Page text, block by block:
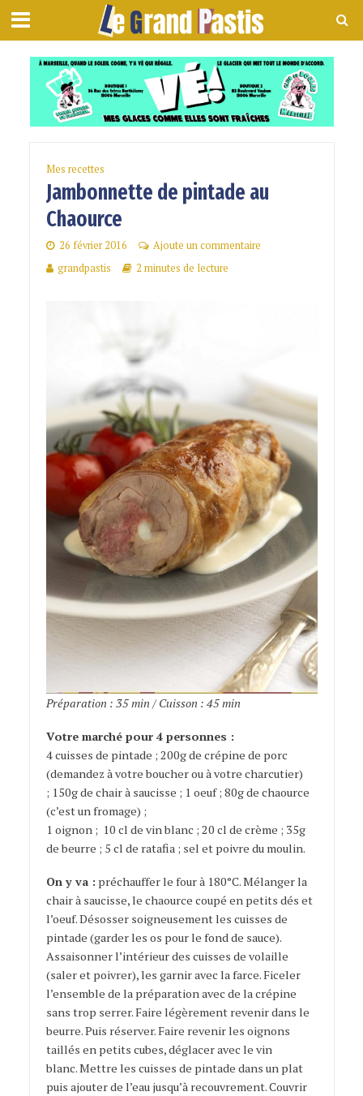
Mes recettes
Jambonnette de pintade au
Chaource
26 février 2016
Ajoute un commentaire
grandpastis
2 minutes de lecture
Préparation : 35 min / Cuisson : 45 min
Votre marché pour 4 personnes :
4 cuisses de pintade ; 200g de crépine de porc
(demandez à votre boucher ou à votre charcutier)
; 150g de chair à saucisse ; 1 oeuf ; 80g de chaource
(c’est un fromage) ;
1 oignon ; 10 cl de vin blanc ; 20 cl de crème ; 35g
de beurre ; 5 cl de ratafia ; sel et poivre du moulin.
On y va : préchauffer le four à 180°C. Mélanger la
chair à saucisse, le chaource coupé en petits dés et
l’oeuf. Désosser soigneusement les cuisses de
pintade (garder les os pour le fond de sauce).
Assaisonner l’intérieur des cuisses de volaille
(saler et poivrer), les garnir avec la farce. Ficeler
l’ensemble de la préparation avec de la crépine
sans trop serrer. Faire légèrement revenir dans le
beurre. Puis réserver. Faire revenir les oignons
taillés en petits cubes, déglacer avec le vin
blanc. Mettre les cuisses de pintade dans un plat
puis ajouter de l’eau jusqu’à recouvrement. Couvrir